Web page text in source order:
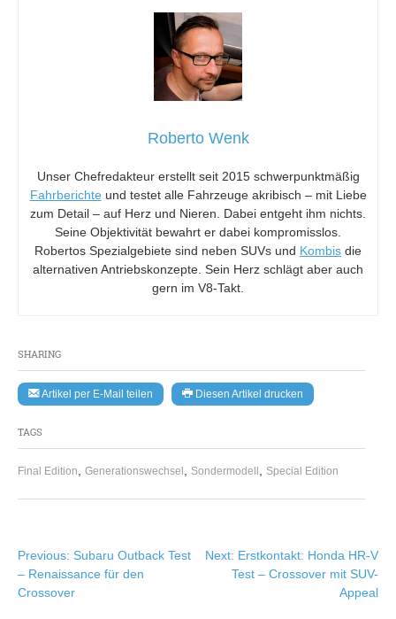
SHARING
Artikel per E-Mail teilen Diesen Artikel drucken
TAGS
Final Edition, Generationswechsel , Sondermodell , Special Edition
Roberto Wenk
Unser Chefredakteur erstellt seit 2015 schwerpunktmäßig
Fahrberichte und testet alle Fahrzeuge akribisch – mit Liebe
zum Detail – auf Herz und Nieren. Dabei entgeht ihm nichts.
Seine Objektivität bewahrt er dabei kompromisslos.
Robertos Spezialgebiete sind neben SUVs und Kombis die
alternativen Antriebskonzepte. Sein Herz schlägt aber auch
gern im V8-Takt.
Beitragsnavigation
Previous: Subaru Outback Test
– Renaissance für den
Crossover
Next: Erstkontakt: Honda HR-V
Test – Crossover mit SUV-
Appeal